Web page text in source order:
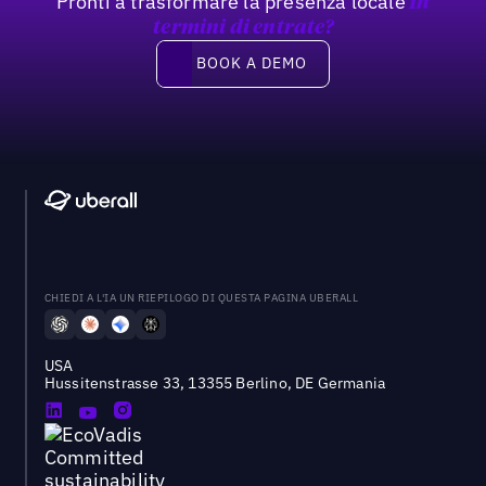
termini di entrate?
Book a demo
BOOK A DEMO
CHIEDI A L'IA UN RIEPILOGO DI QUESTA PAGINA UBERALL
USA
Hussitenstrasse 33, 13355 Berlino, DE Germania